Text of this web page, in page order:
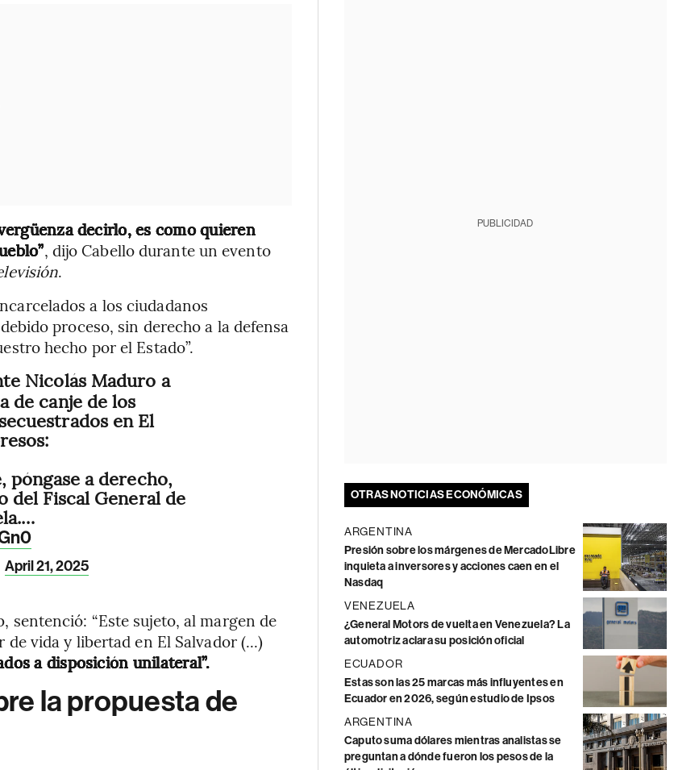
decirlo, es como quieren
, dijo Cabello durante un evento
.
a los ciudadanos
proceso, sin derecho a la defensa
hecho por el Estado”.
Nicolás Maduro a
de canje de los
en El
póngase a derecho,
del Fiscal General de
April 21, 2025
sentenció: “Este sujeto, al margen de
vida y libertad en El Salvador (...)
a disposición unilateral”.
la propuesta de
PUBLICIDAD
OTRAS NOTICIAS ECONÓMICAS
ARGENTINA
Presión sobre los márgenes de MercadoLibre
inquieta a inversores y acciones caen en el
Nasdaq
VENEZUELA
¿General Motors de vuelta en Venezuela? La
automotriz aclara su posición oficial
ECUADOR
Estas son las 25 marcas más influyentes en
Ecuador en 2026, según estudio de Ipsos
ARGENTINA
Caputo suma dólares mientras analistas se
preguntan a dónde fueron los pesos de la